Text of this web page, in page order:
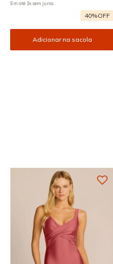
Em até 3xsem juros
40%OFF
Adicionar na sacola